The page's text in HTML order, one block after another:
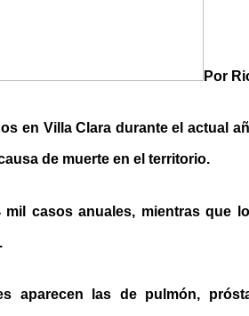
Por
en Villa Clara durante el actual
de muerte en el territorio.
casos anuales, mientras que
aparecen las de pulmón,